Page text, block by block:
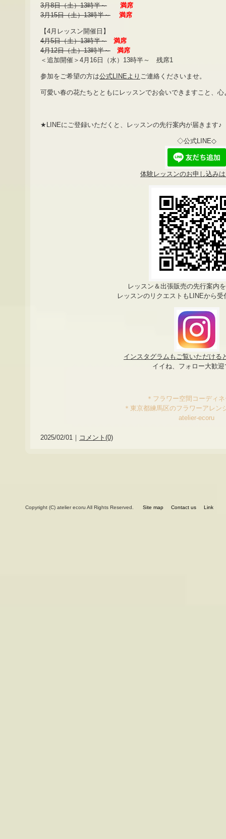
3月8日（土）13時半～
満席
3月15日（土）13時半～
満席
【4月レッスン開催日】
4月5日（土）13時半～
満席
4月12日（土）13時半～
満席
＜追加開催＞4月16日（水）13時半～ 残席1
参加をご希望の方は公式LINEより ご連絡くださいませ。
可愛い春の花たちとともにレッスンでお会いできますこと、
★LINEにご登録いただくと、レッスンの先行案内が届きます♪
◇公式LINE◇
体験レッスンのお申し込み
レッスン＆出張販売の先行案内
レッスンのリクエストもLINEから
インスタグラムもご覧いただける
イイね、フォロー大歓迎
＊フラワー空間コーディ
＊東京都練馬区のフラワーアレ
atelier-ecoru
2025/02/01｜ コメント(0)
Copyright (C) atelier ecoru All Rights Reserved. Site map Contact us Link